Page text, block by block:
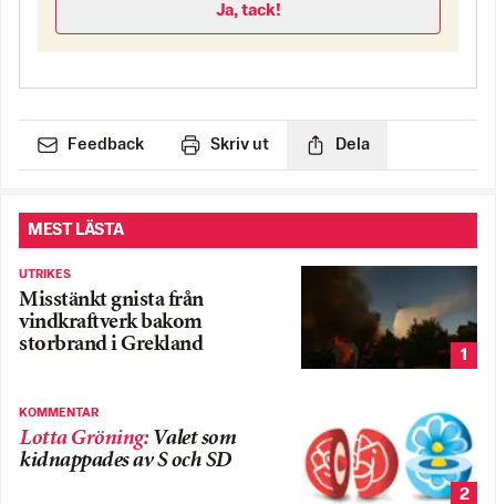
Ja, tack!
Feedback Skriv ut Dela
MEST LÄSTA
UTRIKES
Misstänkt gnista från
vindkraftverk bakom
storbrand i Grekland
1
KOMMENTAR
Lotta Gröning: Valet som
kidnappades av S och SD
2